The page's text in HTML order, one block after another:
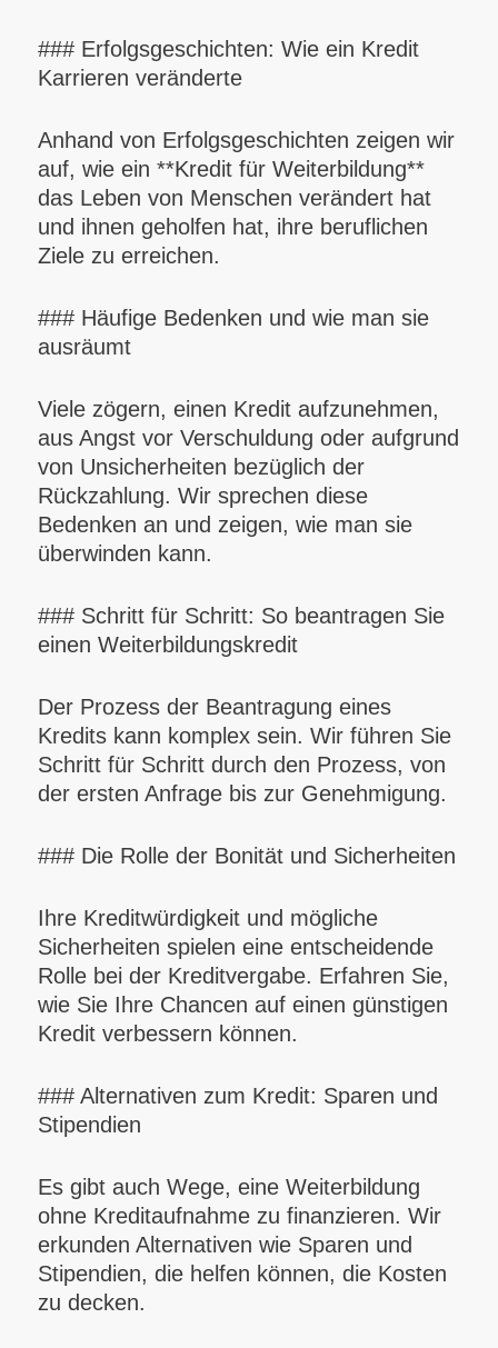
### Erfolgsgeschichten: Wie ein Kredit
Karrieren veränderte
Anhand von Erfolgsgeschichten zeigen wir
auf, wie ein **Kredit für Weiterbildung**
das Leben von Menschen verändert hat
und ihnen geholfen hat, ihre beruflichen
Ziele zu erreichen.
### Häufige Bedenken und wie man sie
ausräumt
Viele zögern, einen Kredit aufzunehmen,
aus Angst vor Verschuldung oder aufgrund
von Unsicherheiten bezüglich der
Rückzahlung. Wir sprechen diese
Bedenken an und zeigen, wie man sie
überwinden kann.
### Schritt für Schritt: So beantragen Sie
einen Weiterbildungskredit
Der Prozess der Beantragung eines
Kredits kann komplex sein. Wir führen Sie
Schritt für Schritt durch den Prozess, von
der ersten Anfrage bis zur Genehmigung.
### Die Rolle der Bonität und Sicherheiten
Ihre Kreditwürdigkeit und mögliche
Sicherheiten spielen eine entscheidende
Rolle bei der Kreditvergabe. Erfahren Sie,
wie Sie Ihre Chancen auf einen günstigen
Kredit verbessern können.
### Alternativen zum Kredit: Sparen und
Stipendien
Es gibt auch Wege, eine Weiterbildung
ohne Kreditaufnahme zu finanzieren. Wir
erkunden Alternativen wie Sparen und
Stipendien, die helfen können, die Kosten
zu decken.